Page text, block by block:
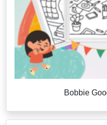
Bobbie